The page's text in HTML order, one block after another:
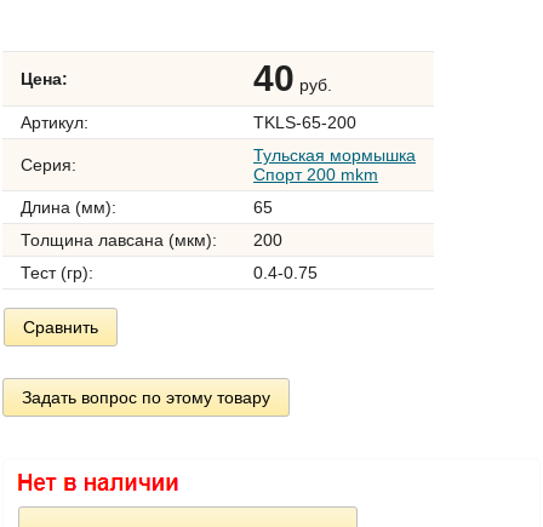
Цена: 40 руб.
Артикул:
TKLS-65-200
Серия:
Тульская мормышка
Спорт 200 mkm
Длина (мм):
65
Толщина лавсана (мкм):
200
Тест (гр):
0.4-0.75
Сравнить
Задать вопрос по этому товару